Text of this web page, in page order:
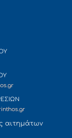
αιτημάτων